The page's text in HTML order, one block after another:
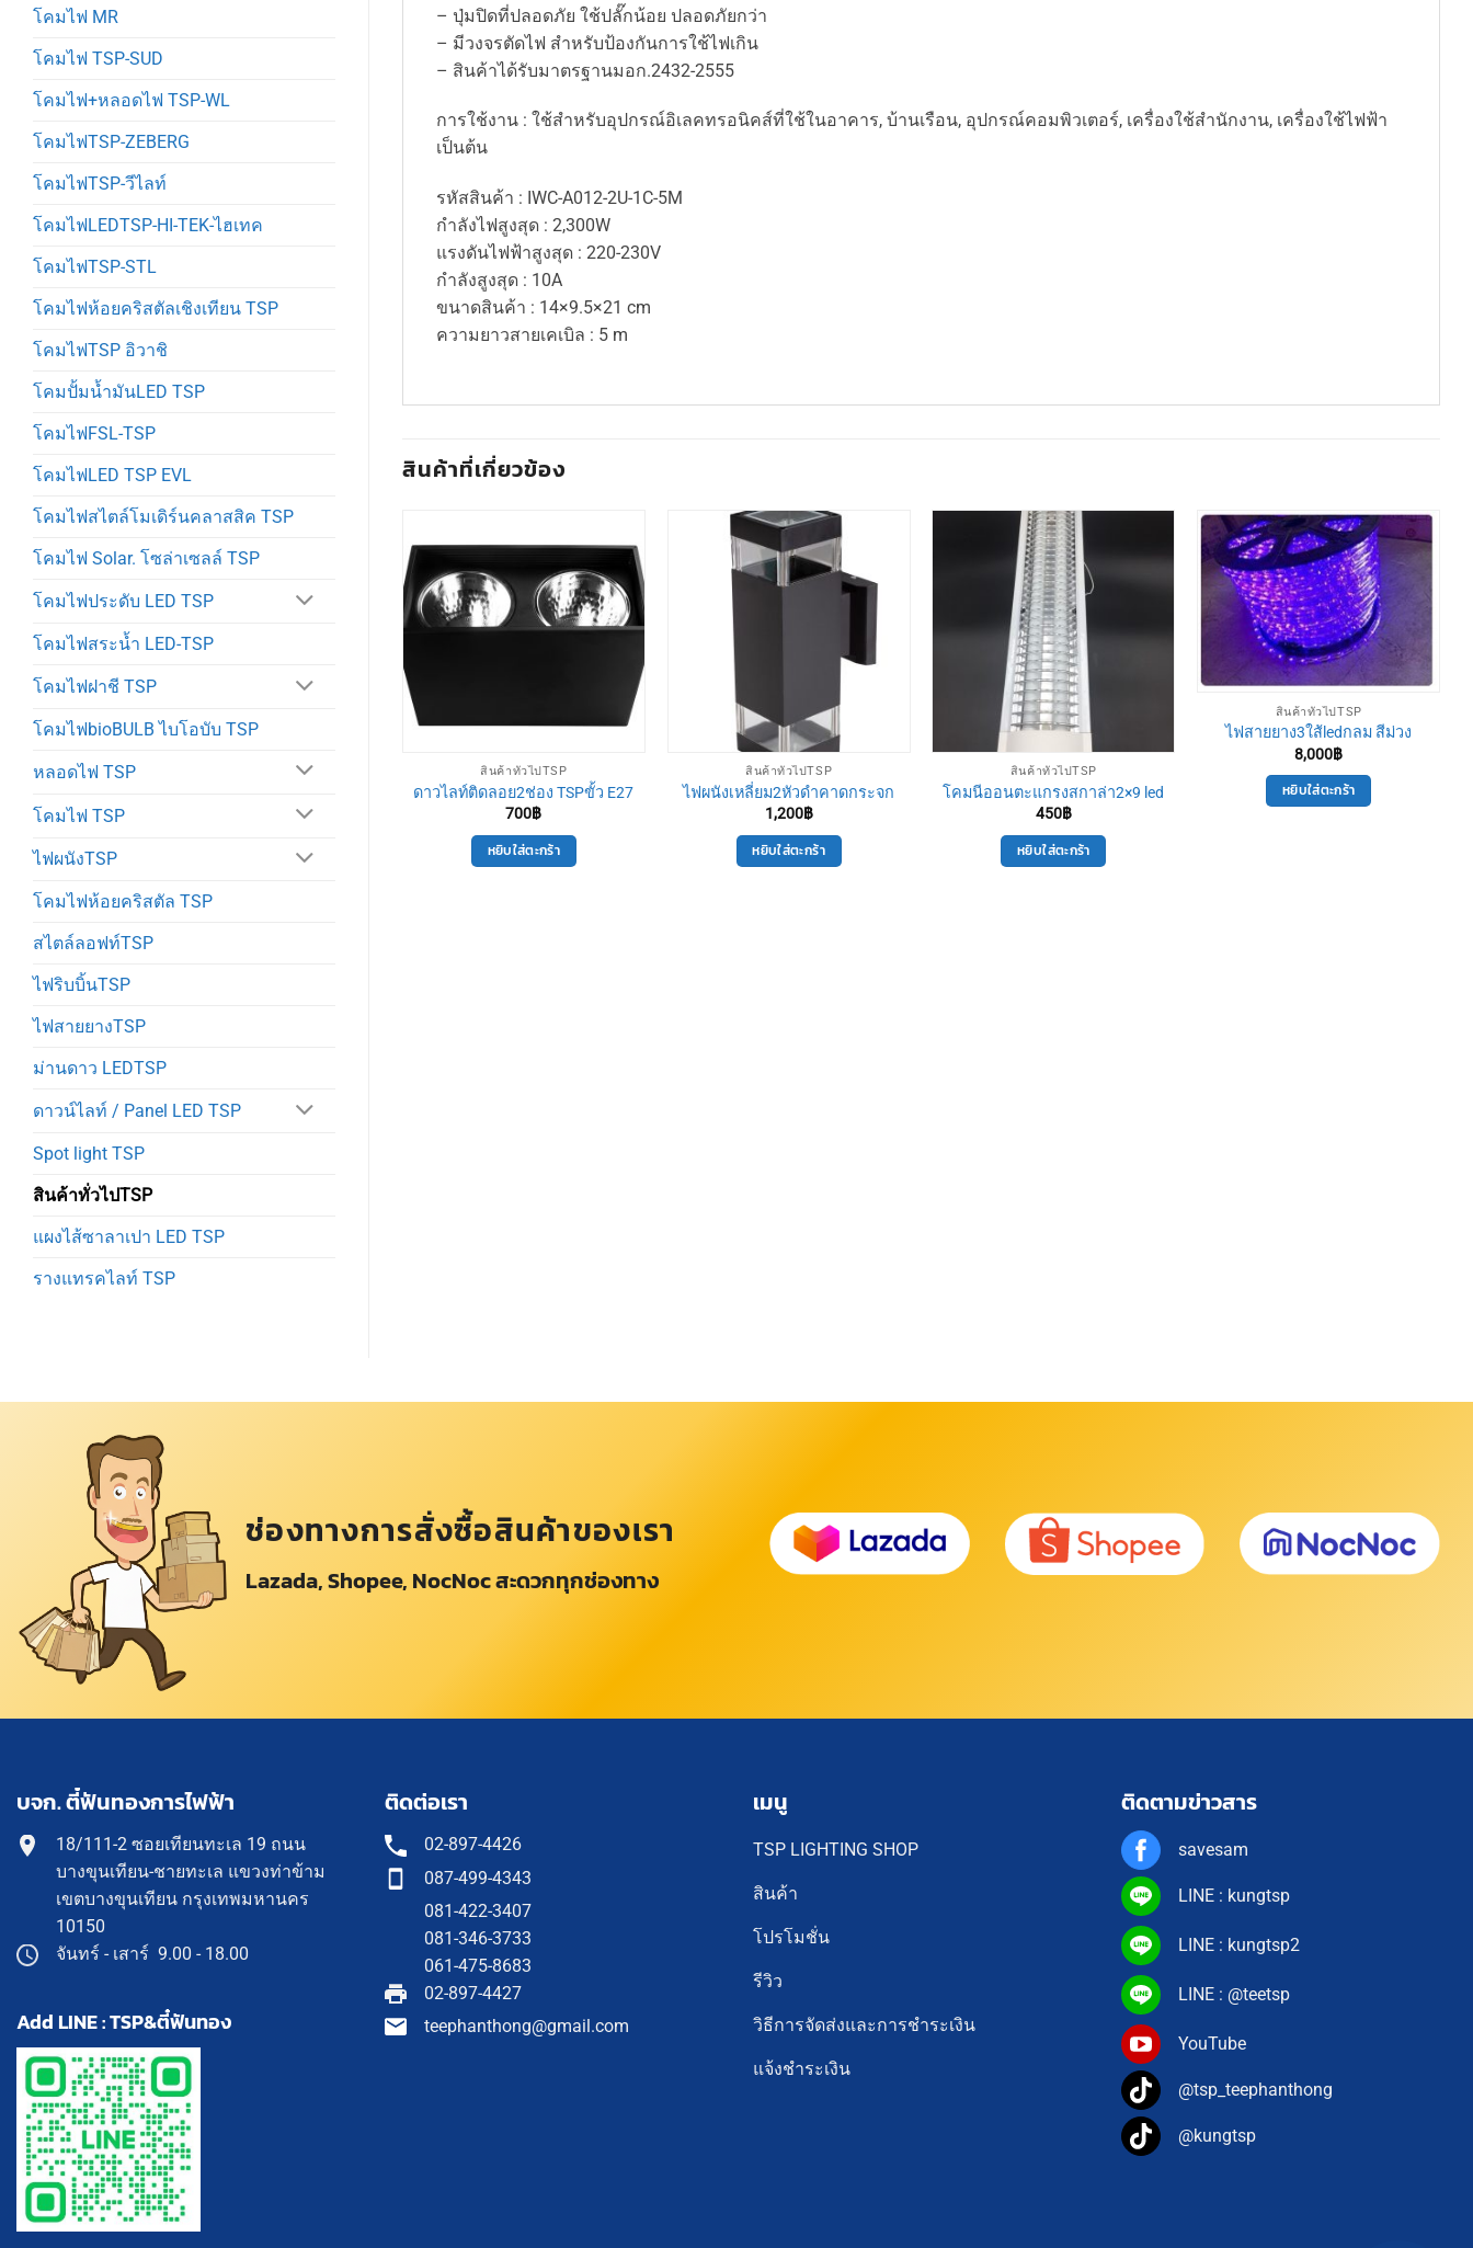
โคมไฟ MR
โคมไฟ TSP-SUD
โคมไฟ+หลอดไฟ TSP-WL
โคมไฟTSP-ZEBERG
โคมไฟTSP-วีไลท์
โคมไฟLEDTSP-HI-TEK-ไฮเทค
โคมไฟTSP-STL
โคมไฟห้อยคริสตัลเชิงเทียน TSP
โคมไฟTSP อิวาชิ
โคมปั้มน้ำมันLED TSP
โคมไฟFSL-TSP
โคมไฟLED TSP EVL
โคมไฟสไตล์โมเดิร์นคลาสสิค TSP
โคมไฟ Solar. โซล่าเซลล์ TSP
โคมไฟประดับ LED TSP
โคมไฟสระน้ำ LED-TSP
โคมไฟฝาชี TSP
โคมไฟbioBULB ไบโอบับ TSP
หลอดไฟ TSP
โคมไฟ TSP
ไฟผนังTSP
โคมไฟห้อยคริสตัล TSP
สไตล์ลอฟท์TSP
ไฟริบบิ้นTSP
ไฟสายยางTSP
ม่านดาว LEDTSP
ดาวน์ไลท์ / Panel LED TSP
Spot light TSP
สินค้าทั่วไปTSP
แผงไส้ซาลาเปา LED TSP
รางแทรคไลท์ TSP
– ปุ่มปิดที่ปลอดภัย ใช้ปลั๊กน้อย ปลอดภัยกว่า
– มีวงจรตัดไฟ สำหรับป้องกันการใช้ไฟเกิน
– สินค้าได้รับมาตรฐานมอก.2432-2555​​​​​​​​​​​​​​​​​​​​​​​​​​​​​​​​​​​​​​​​​​
การใช้งาน : ใช้สำหรับอุปกรณ์อิเลคทรอนิคส์ที่ใช้ในอาคาร, บ้านเรือน, อุปกรณ์คอมพิวเตอร์, เครื่องใช้สำนักงาน, เครื่องใช้ไฟฟ้า
เป็นต้น
รหัสสินค้า : IWC-A012-2U-1C-5M
กำลังไฟสูงสุด : 2,300W
แรงดันไฟฟ้าสูงสุด : 220-230V
กำลังสูงสุด : 10A
ขนาดสินค้า : 14×9.5×21 cm
ความยาวสายเคเบิล : 5 m
สินค้าที่เกี่ยวข้อง
สินค้าทั่วไปTSP
ดาวไลท์ติดลอย2ช่อง TSPขั้ว E27
700฿
หยิบใส่ตะกร้า
สินค้าทั่วไปTSP
ไฟผนังเหลี่ยม2หัวดำคาดกระจก
1,200฿
หยิบใส่ตะกร้า
สินค้าทั่วไปTSP
โคมนีออนตะแกรงสกาล่า2×9 led
450฿
หยิบใส่ตะกร้า
สินค้าทั่วไปTSP
ไฟสายยาง3ใส้ledกลม สีม่วง
8,000฿
หยิบใส่ตะกร้า
ปTSP สินค้าทั่วไปTSP
ช่องทางการสั่งซื้อสินค้าของเรา
Lazada, Shopee, NocNoc สะดวกทุกช่องทาง
บจก. ตี๋ฟันทองการไฟฟ้า
18/111-2 ซอยเทียนทะเล 19 ถนน
บางขุนเทียน-ชายทะเล แขวงท่าข้าม
เขตบางขุนเทียน กรุงเทพมหานคร
10150
จันทร์ - เสาร์ 9.00 - 18.00
Add LINE : TSP&ตี๋ฟันทอง
ติดต่อเรา
02-897-4426
087-499-4343
081-422-3407
081-346-3733
061-475-8683
02-897-4427
teephanthong@gmail.com
เมนู
TSP LIGHTING SHOP
สินค้า
โปรโมชั่น
รีวิว
วิธีการจัดส่งและการชำระเงิน
แจ้งชำระเงิน
ติดตามข่าวสาร
savesam
LINE : kungtsp
LINE : kungtsp2
LINE : @teetsp
YouTube
@tsp_teephanthong
@kungtsp